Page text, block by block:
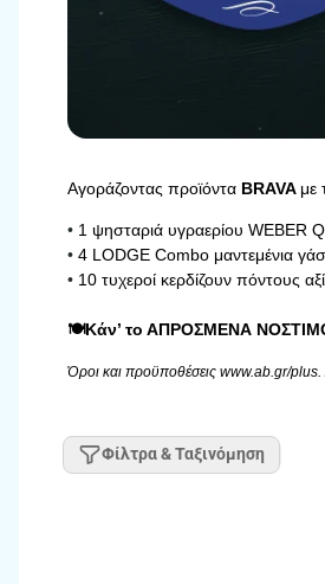
Αγοράζοντας προϊόντα BRAVA με
• 1 ψησταριά υγραερίου WEBER
•4 LODGE Combo μαντεμένια
• 10 τυχεροί κερδίζουν πόντους
🍽️Κάν’ το ΑΠΡΟΣΜΕΝΑ
Όροι και προϋποθέσεις www.ab.gr/
Φίλτρα & Ταξινόμηση